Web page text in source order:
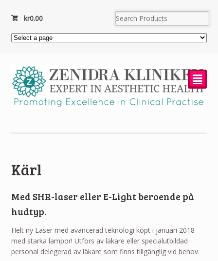
kr0.00
²
Kärl
Med SHR-laser eller E-Light beroende på
hudtyp.
Helt ny Laser med avancerad teknologi köpt i januari 2018
med starka lampor! Utförs av läkare eller specialutbildad
personal delegerad av läkare som finns tillgänglig vid behov.